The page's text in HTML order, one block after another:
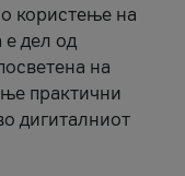
користење на
е дел од
на
практични
дигиталниот